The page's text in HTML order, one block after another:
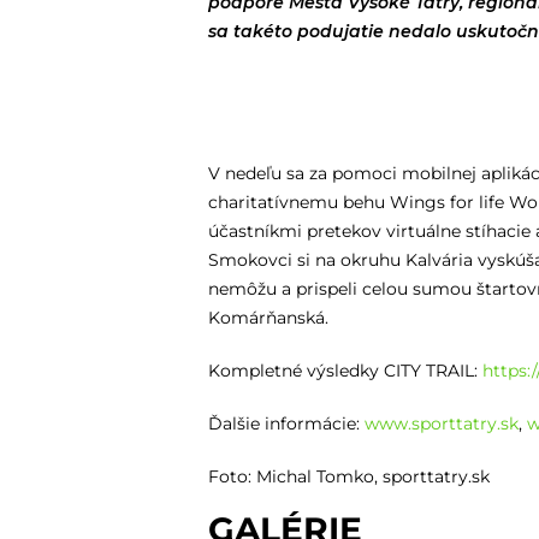
sa takéto podujatie nedalo
V nedeľu sa za pomoci mobilnej
charitatívnemu behu Wings for life
účastníkmi pretekov virtuálne stíhacie
Smokovci si na okruhu Kalvária
nemôžu a prispeli celou sumou
Komárňanská.
Kompletné výsledky CITY TRAIL:
Ďalšie informácie:www.sporttatry.sk,
Foto: Michal Tomko, sporttatry.sk
GALÉRIE